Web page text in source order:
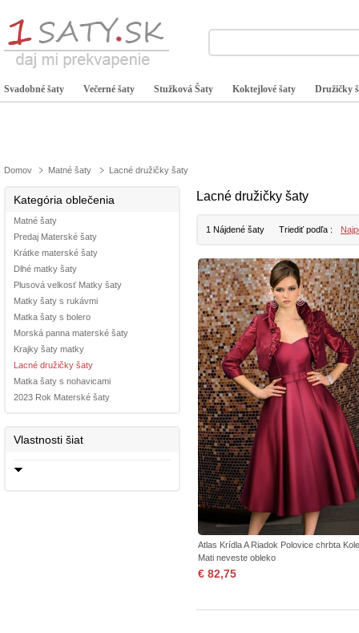
Svadobné šaty Večerné šaty Stužková Šaty Koktejlové šaty Družičky
Domov Matné šaty Lacné družičky šaty
Kategória oblečenia
Matné šaty
Predaj Materské šaty
Krátke materské šaty
Dlhé matky šaty
Plusová velkosť Matky šaty
Matky šaty s rukávmi
Matka šaty s bolero
Morská panna materské šaty
Krajky šaty matky
Lacné družičky šaty
Matka šaty s nohavicami
2023 Rok Materské šaty
Vlastnosti šiat
Lacné družičky šaty
1 Nájdené šaty Triediť podľa :
Atlas Krídla A Riadok Polovice chrbta
Mati neveste obleko
€ 82,75